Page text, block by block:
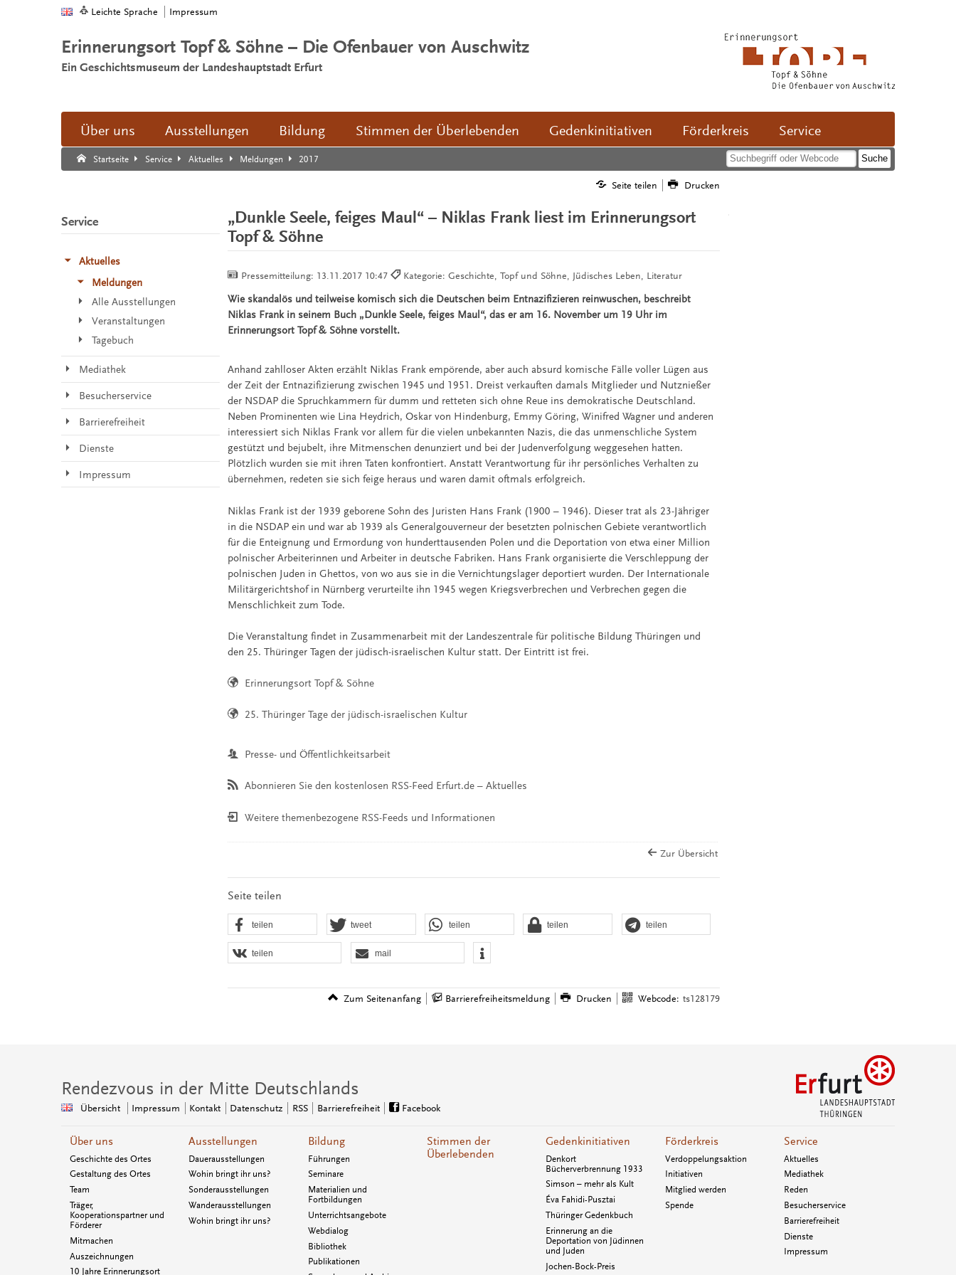
Leichte Sprache Impressum
Erinnerungsort Topf & Söhne – Die Ofenbauer von Auschwitz
Ein Geschichtsmuseum der Landeshauptstadt Erfurt
Über uns Ausstellungen Bildung Stimmen der Überlebenden Gedenkinitiativen Förderkreis Service
Startseite Service Aktuelles Meldungen 2017
Suche:
Suche Ende.
Seite teilen Drucken
„Dunkle Seele, feiges Maul“ – Niklas Frank liest im Erinnerungsort
Topf & Söhne
Pressemitteilung: 13.11.2017 10:47 Kategorie: Geschichte, Topf und Söhne, Jüdisches Leben, Literatur
Wie skandalös und teilweise komisch sich die Deutschen beim Entnazifizieren reinwuschen, beschreibt
Niklas Frank in seinem Buch „Dunkle Seele, feiges Maul“, das er am 16. November um 19 Uhr im
Erinnerungsort Topf & Söhne vorstellt.
Anhand zahlloser Akten erzählt Niklas Frank empörende, aber auch absurd komische Fälle voller Lügen aus
der Zeit der Entnazifizierung zwischen 1945 und 1951. Dreist verkauften damals Mitglieder und Nutznießer
der NSDAP die Spruchkammern für dumm und retteten sich ohne Reue ins demokratische Deutschland.
Neben Prominenten wie Lina Heydrich, Oskar von Hindenburg, Emmy Göring, Winifred Wagner und anderen
interessiert sich Niklas Frank vor allem für die vielen unbekannten Nazis, die das unmenschliche System
gestützt und bejubelt, ihre Mitmenschen denunziert und bei der Judenverfolgung weggesehen hatten.
Plötzlich wurden sie mit ihren Taten konfrontiert. Anstatt Verantwortung für ihr persönliches Verhalten zu
übernehmen, redeten sie sich feige heraus und waren damit oftmals erfolgreich.
Niklas Frank ist der 1939 geborene Sohn des Juristen Hans Frank (1900 – 1946). Dieser trat als 23-Jähriger
in die NSDAP ein und war ab 1939 als Generalgouverneur der besetzten polnischen Gebiete verantwortlich
für die Enteignung und Ermordung von hunderttausenden Polen und die Deportation von etwa einer Million
polnischer Arbeiterinnen und Arbeiter in deutsche Fabriken. Hans Frank organisierte die Verschleppung der
polnischen Juden in Ghettos, von wo aus sie in die Vernichtungslager deportiert wurden. Der Internationale
Militärgerichtshof in Nürnberg verurteilte ihn 1945 wegen Kriegsverbrechen und Verbrechen gegen die
Menschlichkeit zum Tode.
Die Veranstaltung findet in Zusammenarbeit mit der Landeszentrale für politische Bildung Thüringen und
den 25. Thüringer Tagen der jüdisch-israelischen Kultur statt. Der Eintritt ist frei.
Erinnerungsort Topf & Söhne
25. Thüringer Tage der jüdisch-israelischen Kultur
Presse- und Öffentlichkeitsarbeit
Abonnieren Sie den kostenlosen RSS-Feed Erfurt.de – Aktuelles
Weitere themenbezogene RSS-Feeds und Informationen
Zur Übersicht
Seite teilen
teilen tweet teilen teilen teilen
teilen mail
Zum Seitenanfang Barrierefreiheitsmeldung Drucken Webcode: ts128179
Service
Aktuelles
Meldungen
Alle Ausstellungen
Veranstaltungen
Tagebuch
Mediathek
Besucherservice
Barrierefreiheit
Dienste
Impressum
Rendezvous in der Mitte Deutschlands
Übersicht Impressum Kontakt Datenschutz RSS Barrierefreiheit Facebook
Über uns
Geschichte des Ortes
Gestaltung des Ortes
Team
Träger,
Kooperationspartner und
Förderer
Mitmachen
Auszeichnungen
10 Jahre Erinnerungsort
Ausstellungen
Dauerausstellungen
Wohin bringt ihr uns?
Sonderausstellungen
Wanderausstellungen
Wohin bringt ihr uns?
Bildung
Führungen
Seminare
Materialien und
Fortbildungen
Unterrichtsangebote
Webdialog
Bibliothek
Publikationen
Stimmen der
Überlebenden
Gedenkinitiativen
Denkort
Bücherverbrennung 1933
Simson – mehr als Kult
Éva Fahidi-Pusztai
Thüringer Gedenkbuch
Erinnerung an die
Deportation von Jüdinnen
und Juden
Jochen-Bock-Preis
Förderkreis
Verdoppelungsaktion
Initiativen
Mitglied werden
Spende
Service
Aktuelles
Mediathek
Reden
Besucherservice
Barrierefreiheit
Dienste
Impressum